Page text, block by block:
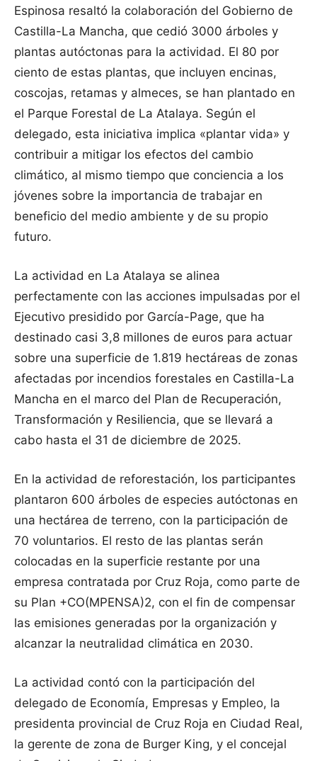
Espinosa resaltó la colaboración del Gobierno de
Castilla-La Mancha, que cedió 3000 árboles y
plantas autóctonas para la actividad. El 80 por
ciento de estas plantas, que incluyen encinas,
coscojas, retamas y almeces, se han plantado en
el Parque Forestal de La Atalaya. Según el
delegado, esta iniciativa implica «plantar vida» y
contribuir a mitigar los efectos del cambio
climático, al mismo tiempo que conciencia a los
jóvenes sobre la importancia de trabajar en
beneficio del medio ambiente y de su propio
futuro.
La actividad en La Atalaya se alinea
perfectamente con las acciones impulsadas por el
Ejecutivo presidido por García-Page, que ha
destinado casi 3,8 millones de euros para actuar
sobre una superficie de 1.819 hectáreas de zonas
afectadas por incendios forestales en Castilla-La
Mancha en el marco del Plan de Recuperación,
Transformación y Resiliencia, que se llevará a
cabo hasta el 31 de diciembre de 2025.
En la actividad de reforestación, los participantes
plantaron 600 árboles de especies autóctonas en
una hectárea de terreno, con la participación de
70 voluntarios. El resto de las plantas serán
colocadas en la superficie restante por una
empresa contratada por Cruz Roja, como parte de
su Plan +CO(MPENSA)2, con el fin de compensar
las emisiones generadas por la organización y
alcanzar la neutralidad climática en 2030.
La actividad contó con la participación del
delegado de Economía, Empresas y Empleo, la
presidenta provincial de Cruz Roja en Ciudad Real,
la gerente de zona de Burger King, y el concejal